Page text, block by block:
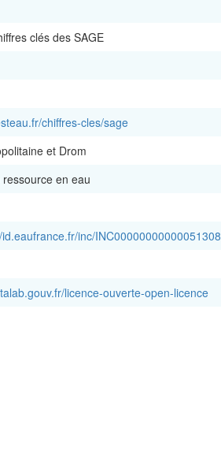
clés des SAGE
chiffres-cles/sage
et Drom
en eau
inc/INC00000000000051308
licence-ouverte-open-licence